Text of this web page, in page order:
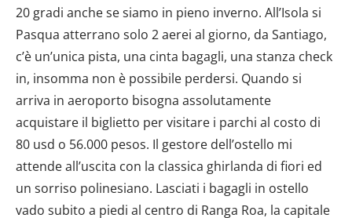
20 gradi anche se siamo in pieno inverno. All’Isola si
Pasqua atterrano solo 2 aerei al giorno, da Santiago,
c’è un’unica pista, una cinta bagagli, una stanza check
in, insomma non è possibile perdersi. Quando si
arriva in aeroporto bisogna assolutamente
acquistare il biglietto per visitare i parchi al costo di
80 usd o 56.000 pesos. Il gestore dell’ostello mi
attende all’uscita con la classica ghirlanda di fiori ed
un sorriso polinesiano. Lasciati i bagagli in ostello
vado subito a piedi al centro di Ranga Roa, la capitale